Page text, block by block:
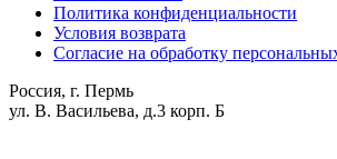
Политика конфиденциальности
Условия возврата
Согласие на обработку
Россия, г. Пермь
ул. В. Васильева, д.3 корп. Б